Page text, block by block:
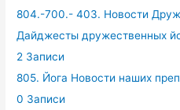
804.-700.- 403. Новости
Дайджесты дружественных
2 Записи
805. Йога Новости наших
0 Записи